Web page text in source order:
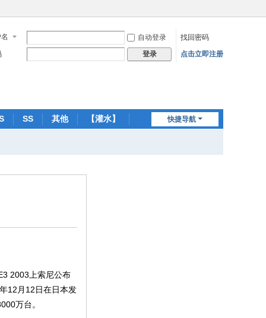
自动登录
找回密码
登录 点击立即注册
快捷导航
SS 其他 【灌水】
2003上索尼公布
12月12日在日本发
万台。